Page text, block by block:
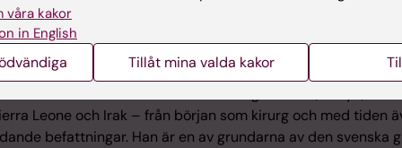
och är sedan 1995 specialist i allmänkirurgi. Han
och blev docent 2012.
har sedan 1989 tjänstgjort vid ett stort antal
Leone och Irak – från början som kirurg och med tiden
befattningar. Han är en av grundarna av den svenska
våra kakor
in English
Tillåt mina valda kakor